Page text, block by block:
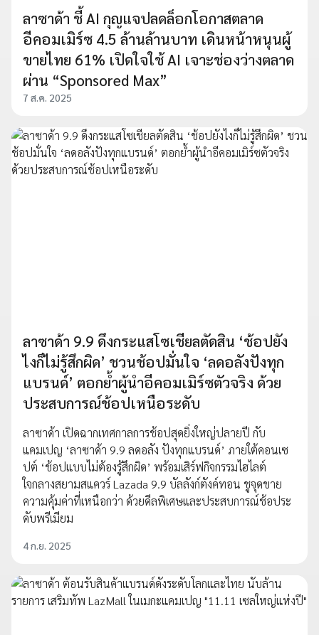
ลาซาด้า ชี้ AI กุญแจปลดล็อกโอกาสตลาด
อีคอมเมิร์ซ 4.5 ล้านล้านบาท เดินหน้าหนุนผู้
ขายไทย 61% เปิดใจใช้ AI เจาะช่องว่างตลาด
ผ่าน “Sponsored Max”
7 ส.ค. 2025
ลาซาด้า 9.9 ดึงกระแสโซเชียลตัดสิน ‘ช้อปยัง
ไงก็ไม่รู้สึกผิด’ ชวนช้อปมั่นใจ ‘ลดอลังปังทุก
แบรนด์’ ตอกย้ำผู้นำอีคอมเมิร์ซตัวจริง ด้วย
ประสบการณ์ช้อปเหนือระดับ
ลาซาด้า เปิดฉากเทศกาลการช้อปสุดยิ่งใหญ่ปลายปี กับ
แคมเปญ ‘ลาซาด้า 9.9 ลดอลัง ปังทุกแบรนด์’ ภายใต้คอนเซ
ปต์ ‘ช้อปแบบไม่ต้องรู้สึกผิด’ พร้อมเสิร์ฟกิจกรรมไฮไลต์
ใจกลางสยามสแควร์ Lazada 9.9 บัลลังก์ตังค์ทอน ชูจุดขาย
ความคุ้มค่าที่เหนือกว่า ด้วยดีลพิเศษและประสบการณ์ช้อประ
ดับพรีเมียม
4 ก.ย. 2025